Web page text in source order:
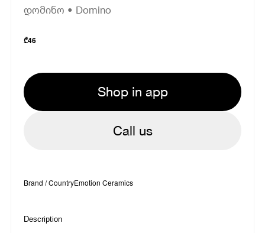
დომინო • Domino
₾46
Shop in app
Call us
Brand / CountryEmotion Ceramics
Description